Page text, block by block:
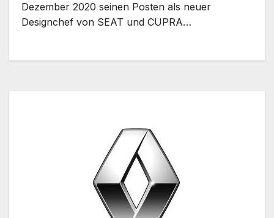
Dezember 2020 seinen Posten als neuer
Designchef von SEAT und CUPRA…